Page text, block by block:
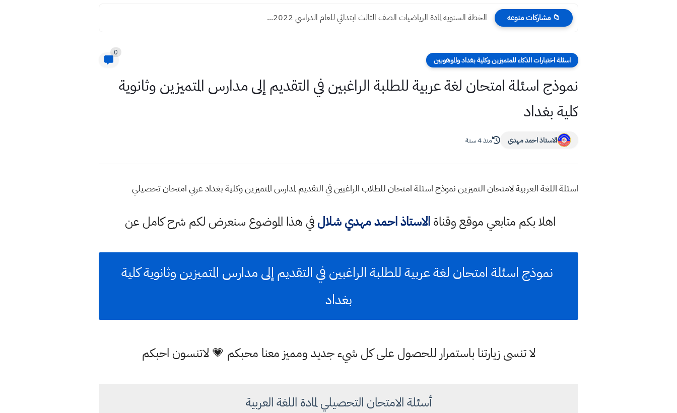
📁 مشاركات منوعه الخطة السنويه لمادة الرياضيات الصف الثالث ابتدائي للعام الدراسي 2022...
اسئلة اختبارات الذكاء للمتميزين وكلية بغداد والموهوبين
0
نموذج اسئلة امتحان لغة عربية للطلبة الراغبين في التقديم إلى مدارس المتميزين وثانوية
كلية بغداد
الاستاذ احمد مهدي منذ 4 سنة
اسئلة اللغة العربية لامتحان التميزين نموذج اسئلة امتحان للطلاب الراغبين في التقديم لمدارس المتميزين وكلية بغداد عربي امتحان تحصيلي
اهلا بكم متابعي موقع وقناةالاستاذ احمد مهدي شلالفي هذا الموضوع سنعرض لكم شرح كامل عن
نموذج اسئلة امتحان لغة عربية للطلبة الراغبين في التقديم إلى مدارس المتميزين وثانوية كلية
بغداد
لا تنسى زيارتنا باستمرار للحصول على كل شيء جديد ومميز معنا محبكم 💗 لاتنسون احبكم
أسئلة الامتحان التحصيلي لمادة اللغة العربية